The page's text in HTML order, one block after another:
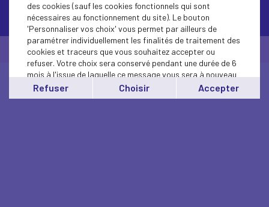
Contactez-nous
© Medef Béarn et Soule 2026 -Mentions légales
des cookies (sauf les cookies fonctionnels qui sont
nécessaires au fonctionnement du site). Le bouton
'Personnaliser vos choix' vous permet par ailleurs de
paramétrer individuellement les finalités de traitement des
cookies et traceurs que vous souhaitez accepter ou
refuser. Votre choix sera conservé pendant une durée de 6
mois à l'issue de laquelle ce message vous sera à nouveau
affiché..
Vous pouvez modifier votre choix à tout moment en
Refuser Choisir Accepter